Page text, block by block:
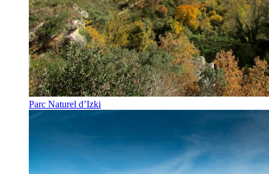
Parc Naturel d’Izki